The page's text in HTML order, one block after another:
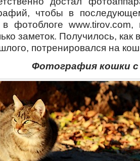
чтобы в
фотоблоге www.tirov.com,
заметок. Получилось,
потренировался на
Фотография кошки